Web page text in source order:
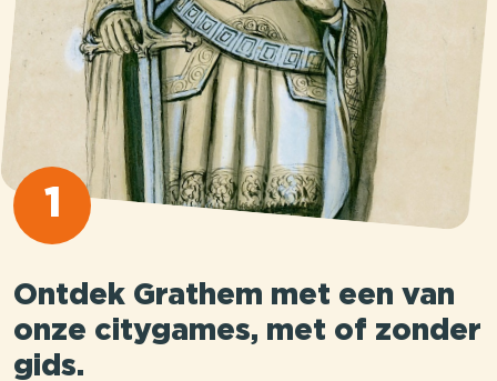
1
Ontdek Grathem met een van
onze citygames, met of zonder
gids.